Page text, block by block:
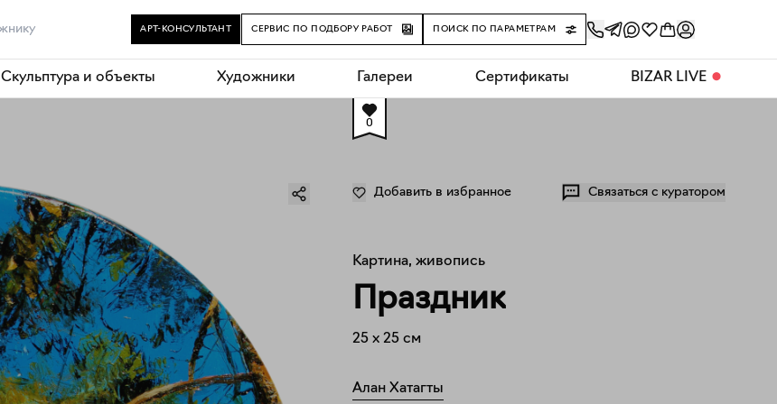
АРТ-КОНСУЛЬТАНТ СЕРВИС ПО ПОДБОРУ РАБОТ ПОИСК ПО ПАРАМЕТРАМ
Скульптура и объекты Художники Галереи Сертификаты BIZAR LIVE ⬤
0
Добавить в избранное Связаться с куратором
Картина, живопись
Праздник
25 x 25 см
Алан Хатагты